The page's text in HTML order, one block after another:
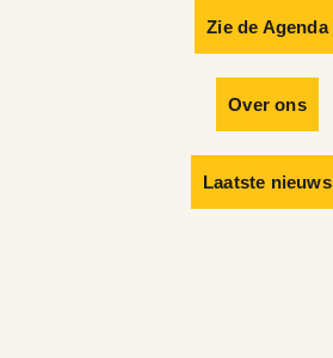
Zie de Agenda
Over ons
Laatste nieuws